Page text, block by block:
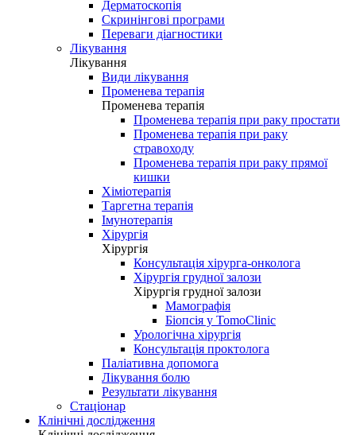
Дерматоскопія
Скринінгові програми
Переваги діагностики
Лікування
Лікування
Види лікування
Променева терапія
Променева терапія
Променева терапія при раку простати
Променева терапія при раку
стравоходу
Променева терапія при раку прямої
кишки
Хіміотерапія
Таргетна терапія
Імунотерапія
Хірургія
Хірургія
Консультація хірурга-онколога
Хірургія грудної залози
Хірургія грудної залози
Мамографія
Біопсія у TomoClinic
Урологічна хірургія
Консультація проктолога
Паліативна допомога
Лікування болю
Результати лікування
Стаціонар
Клінічні дослідження